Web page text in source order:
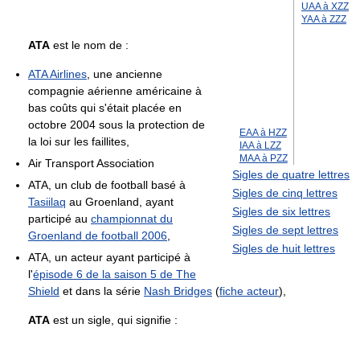
EAA à HZZ
IAA à LZZ
MAA à PZZ
UAA à XZZ
YAA à ZZZ
Sigles de quatre lettres
Sigles de cinq lettres
Sigles de six lettres
Sigles de sept lettres
Sigles de huit lettres
ATA est le nom de :
ATA Airlines , une ancienne
compagnie aérienne américaine à
bas coûts qui s'était placée en
octobre 2004 sous la protection de
la loi sur les faillites,
Air Transport Association
ATA, un club de football basé à
Tasiilaq au Groenland, ayant
participé au championnat du
Groenland de football 2006
ATA, un acteur ayant participé à
l'épisode 6 de la saison 5 de The
Shield et dans la série Nash Bridges (fiche acteur),
ATA est un sigle, qui signifie :